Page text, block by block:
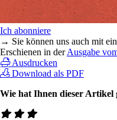
Ich abonniere
→ Sie können uns auch mit
Erschienen in derAusgabe
Ausdrucken
Download als PDF
Wie hat Ihnen dieser Artikel